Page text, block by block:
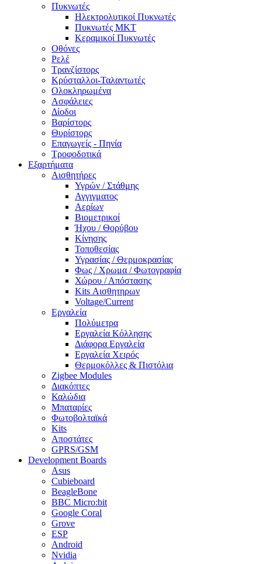
Πυκνωτές
Ηλεκτρολυτικοί Πυκνωτές
Πυκνωτές MKT
Κεραμικοί Πυκνωτές
Οθόνες
Ρελέ
Τρανζίστορς
Κρύσταλλοι-Ταλαντωτές
Ολοκληρωμένα
Ασφάλειες
Δίοδοι
Βαρίστορς
Θυρίστορς
Επαγωγείς - Πηνία
Τροφοδοτικά
Εξαρτήματα
Αισθητήρες
Υγρών / Στάθμης
Αγγιγματος
Αερίων
Βιομετρικοί
Ήχου / Θορύβου
Κίνησης
Τοποθεσίας
Υγρασίας / Θερμοκρασίας
Φως / Χρωμα / Φωτογραφία
Χώρου / Απόστασης
Kits Αισθητηρων
Voltage/Current
Εργαλεία
Πολύμετρα
Εργαλεία Κόλλησης
Διάφορα Εργαλεία
Εργαλεία Χειρός
Θερμοκόλλες & Πιστόλια
Zigbee Modules
Διακόπτες
Καλώδια
Μπαταρίες
Φωτοβολταϊκά
Kits
Αποστάτες
GPRS/GSM
Development Boards
Asus
Cubieboard
BeagleBone
BBC Micro:bit
Google Coral
Grove
ESP
Android
Nvidia